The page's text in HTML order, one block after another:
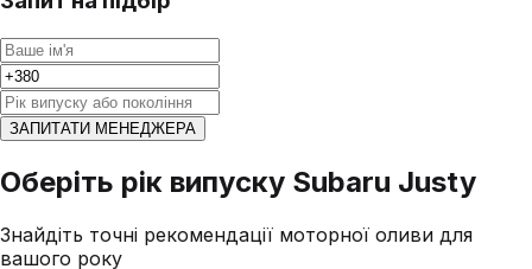
ЗАПИТАТИ МЕНЕДЖЕРА
Оберіть рік випуску Subaru Justy
Знайдіть точні рекомендації моторної оливи для
вашого року